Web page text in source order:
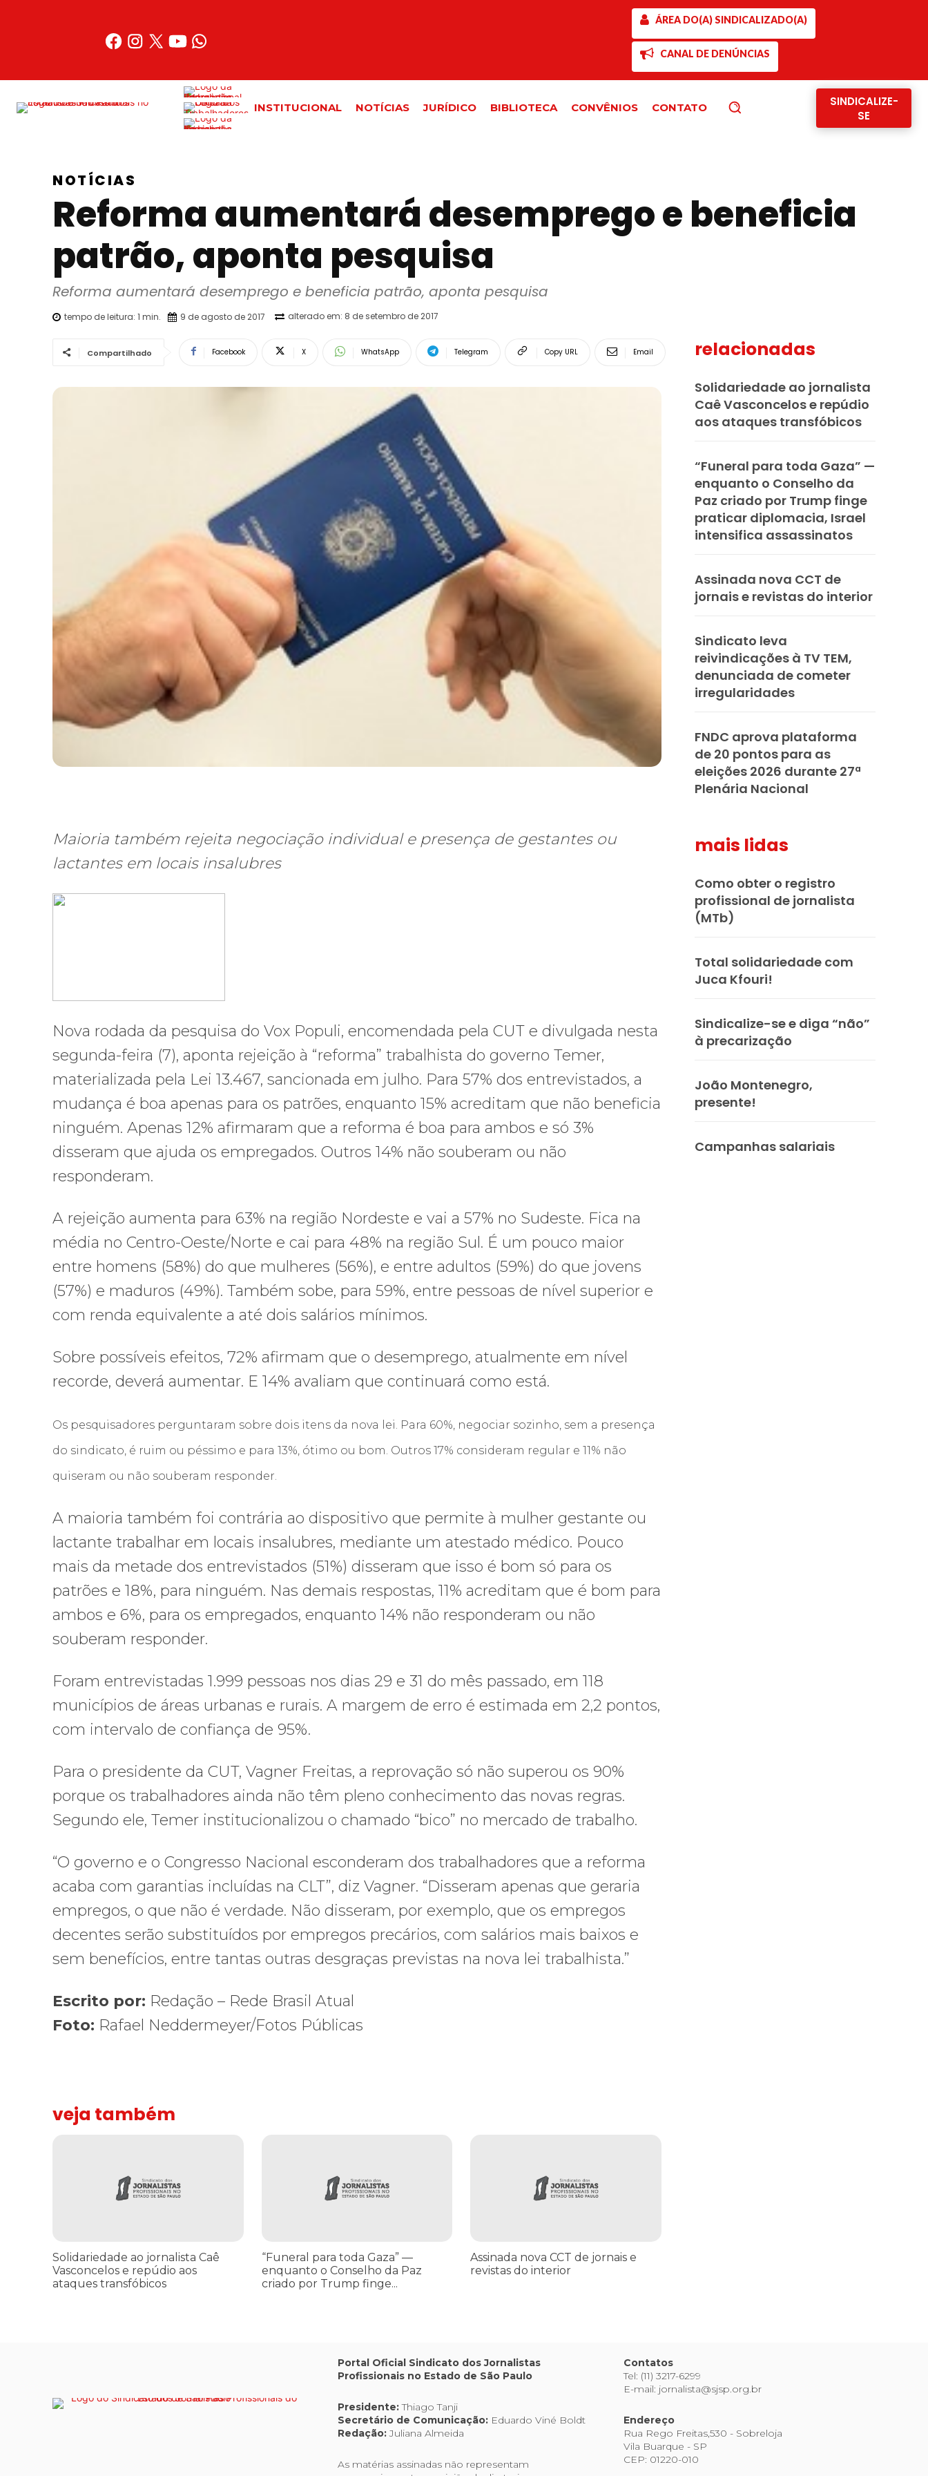
ÁREA DO(A) SINDICALIZADO(A)
CANAL DE DENÚNCIAS
INSTITUCIONAL NOTÍCIAS JURÍDICO BIBLIOTECA CONVÊNIOS CONTATO
SINDICALIZE-
SE
NOTÍCIAS
Reforma aumentará desemprego e beneficia
patrão, aponta pesquisa
Reforma aumentará desemprego e beneficia patrão, aponta pesquisa
tempo de leitura: 1 min. 9 de agosto de 2017 alterado em: 8 de setembro de 2017
Compartilhado Facebook X WhatsApp Telegram Copy URL Email
Maioria também rejeita negociação individual e presença de gestantes ou
lactantes em locais insalubres
Nova rodada da pesquisa do Vox Populi, encomendada pela CUT e divulgada nesta
segunda-feira (7), aponta rejeição à “reforma” trabalhista do governo Temer,
materializada pela Lei 13.467, sancionada em julho. Para 57% dos entrevistados, a
mudança é boa apenas para os patrões, enquanto 15% acreditam que não beneficia
ninguém. Apenas 12% afirmaram que a reforma é boa para ambos e só 3%
disseram que ajuda os empregados. Outros 14% não souberam ou não
responderam.
A rejeição aumenta para 63% na região Nordeste e vai a 57% no Sudeste. Fica na
média no Centro-Oeste/Norte e cai para 48% na região Sul. É um pouco maior
entre homens (58%) do que mulheres (56%), e entre adultos (59%) do que jovens
(57%) e maduros (49%). Também sobe, para 59%, entre pessoas de nível superior e
com renda equivalente a até dois salários mínimos.
Sobre possíveis efeitos, 72% afirmam que o desemprego, atualmente em nível
recorde, deverá aumentar. E 14% avaliam que continuará como está.
Os pesquisadores perguntaram sobre dois itens da nova lei. Para 60%, negociar sozinho, sem a presença
do sindicato, é ruim ou péssimo e para 13%, ótimo ou bom. Outros 17% consideram regular e 11% não
quiseram ou não souberam responder.
A maioria também foi contrária ao dispositivo que permite à mulher gestante ou
lactante trabalhar em locais insalubres, mediante um atestado médico. Pouco
mais da metade dos entrevistados (51%) disseram que isso é bom só para os
patrões e 18%, para ninguém. Nas demais respostas, 11% acreditam que é bom para
ambos e 6%, para os empregados, enquanto 14% não responderam ou não
souberam responder.
Foram entrevistadas 1.999 pessoas nos dias 29 e 31 do mês passado, em 118
municípios de áreas urbanas e rurais. A margem de erro é estimada em 2,2 pontos,
com intervalo de confiança de 95%.
Para o presidente da CUT, Vagner Freitas, a reprovação só não superou os 90%
porque os trabalhadores ainda não têm pleno conhecimento das novas regras.
Segundo ele, Temer institucionalizou o chamado “bico” no mercado de trabalho.
“O governo e o Congresso Nacional esconderam dos trabalhadores que a reforma
acaba com garantias incluídas na CLT”, diz Vagner. “Disseram apenas que geraria
empregos, o que não é verdade. Não disseram, por exemplo, que os empregos
decentes serão substituídos por empregos precários, com salários mais baixos e
sem benefícios, entre tantas outras desgraças previstas na nova lei trabalhista.”
Escrito por: Redação – Rede Brasil Atual
Foto: Rafael Neddermeyer/Fotos Públicas
veja também
ataques
transfóbicos
Solidariedade ao jornalista Caê
Vasconcelos e repúdio aos
ataques transfóbicos
da
Paz
criado
assassinatos
“Funeral para toda Gaza” —
enquanto o Conselho da Paz
criado por Trump finge...
interior
Assinada nova CCT de jornais e
revistas do interior
relacionadas
Solidariedade ao jornalista
Caê Vasconcelos e repúdio
aos ataques transfóbicos
“Funeral para toda Gaza” —
enquanto o Conselho da
Paz criado por Trump finge
praticar diplomacia, Israel
intensifica assassinatos
Assinada nova CCT de
jornais e revistas do interior
Sindicato leva
reivindicações à TV TEM,
denunciada de cometer
irregularidades
FNDC aprova plataforma
de 20 pontos para as
eleições 2026 durante 27ª
Plenária Nacional
mais lidas
Como obter o registro
profissional de jornalista
(MTb)
Total solidariedade com
Juca Kfouri!
Sindicalize-se e diga “não”
à precarização
João Montenegro,
presente!
Campanhas salariais
Portal Oficial Sindicato dos Jornalistas
Profissionais no Estado de São Paulo
Presidente:Thiago Tanji
Secretário de Comunicação: Eduardo Viné Boldt
Redação:Juliana Almeida
As matérias assinadas não representam
Contatos
Tel: (11) 3217-6299
E-mail: jornalista@sjsp.org.br
Endereço
Rua Rego Freitas,530 - Sobreloja
Vila Buarque - SP
CEP: 01220-010